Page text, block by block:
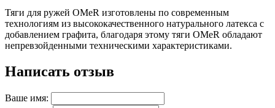
Тяги для ружей OMeR изготовлены по современным
технологиям из высококачественного натурального латекса с
добавлением графита, благодаря этому тяги OMeR обладают
непревзойденными техническими характеристиками.
Написать отзыв
Ваше имя: